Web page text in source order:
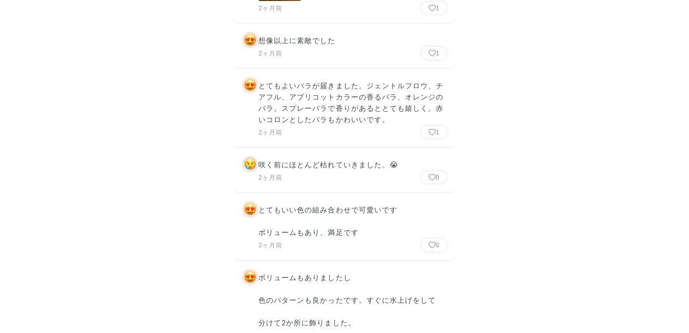
2ヶ月前 1
想像以上に素敵でした
2ヶ月前 1
とてもよいバラが届きました。ジェントルフロウ、チ
アフル、アプリコットカラーの香るバラ、オレンジの
バラ。スプレーバラで香りがあるととても嬉しく。赤
いコロンとしたバラもかわいいです。
2ヶ月前 1
咲く前にほとんど枯れていきました。😭
2ヶ月前 0
とてもいい色の組み合わせで可愛いです
ボリュームもあり、満足です
2ヶ月前 0
ボリュームもありましたし
色のパターンも良かったです。すぐに水上げをして
分けて2か所に飾りました。